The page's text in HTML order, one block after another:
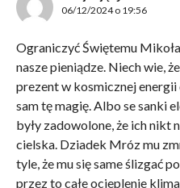
06/12/2024 o 19:56
Ograniczyć Świętemu
nasze pieniądze. Niech wie,
prezent w kosmicznej
sam tę magię. Albo se sanki
były zadowolone, że ich nikt
cielska. Dziadek Mróz mu
tyle, że mu się same ślizgać
przez to całe ocieplenie